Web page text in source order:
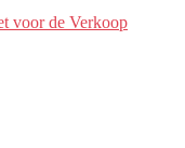
voor de Verkoop